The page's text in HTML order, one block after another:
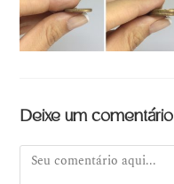
Deixe um comentário